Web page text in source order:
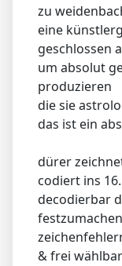
zu
eine
geschlossen
um absolut
produzieren
die sie
das ist ein
dürer
codiert ins
decodierbar
& frei